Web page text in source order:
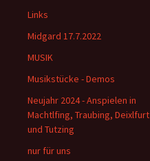
Links
Midgard 17.7.2022
MUSIK
Musikstücke - Demos
Neujahr 2024 - Anspielen in
Machtlfing, Traubing, Deixlfurt
und Tutzing
nur für uns